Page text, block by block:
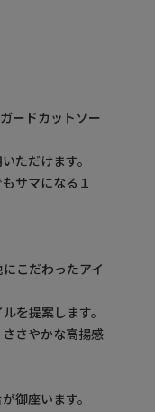
ードカットソー
ただけます。
サマになる１
こだわったアイ
を提案します。
さやかな高揚感
御座います。